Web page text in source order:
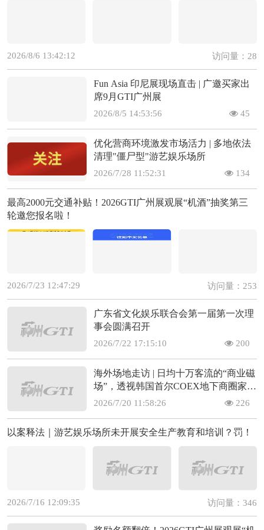
2026/8/6 13:42:12 访问量：28
Fun Asia 印尼展现场直击 | 广邀买家出
席9月GTI广州展
2026/8/5 14:53:56 45
优化营商环境激发市场活力 | 多地依法
清理"僵尸型"游艺娱乐场所
2026/7/28 11:52:31 134
最高2000元交通补贴！2026GTI广州展观展“机酒”抽奖第三
轮邀您报名啦！
2026/7/23 12:47:29 访问量：253
广东省文化娱乐联合会第一届第一次理
事会圆满召开
2026/7/22 17:15:10 200
海外场地走访 | 日均十万客流的“商业磁
场”，透视韩国首尔COEX地下商圈家庭
娱乐的场景变现闭环(上)
2026/7/20 11:58:26 226
以案释法｜游艺娱乐场所未开展安全生产教育和培训？罚！
2026/7/16 12:09:35 访问量：346